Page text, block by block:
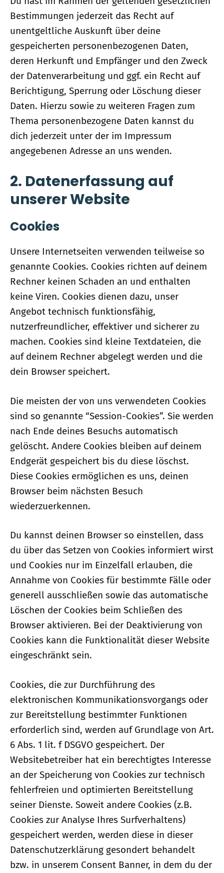
Bestimmungen jederzeit das Recht auf
unentgeltliche Auskunft über deine
gespeicherten personenbezogenen Daten,
deren Herkunft und Empfänger und den Zweck
der Datenverarbeitung und ggf. ein Recht auf
Berichtigung, Sperrung oder Löschung dieser
Daten. Hierzu sowie zu weiteren Fragen zum
Thema personenbezogene Daten kannst du
dich jederzeit unter der im Impressum
angegebenen Adresse an uns wenden.
2. Datenerfassung auf
unserer Website
Cookies
Unsere Internetseiten verwenden teilweise so
genannte Cookies. Cookies richten auf deinem
Rechner keinen Schaden an und enthalten
keine Viren. Cookies dienen dazu, unser
Angebot technisch funktionsfähig,
nutzerfreundlicher, effektiver und sicherer zu
machen. Cookies sind kleine Textdateien, die
auf deinem Rechner abgelegt werden und die
dein Browser speichert.
Die meisten der von uns verwendeten Cookies
sind so genannte “Session-Cookies”. Sie werden
nach Ende deines Besuchs automatisch
gelöscht. Andere Cookies bleiben auf deinem
Endgerät gespeichert bis du diese löschst.
Diese Cookies ermöglichen es uns, deinen
Browser beim nächsten Besuch
wiederzuerkennen.
Du kannst deinen Browser so einstellen, dass
du über das Setzen von Cookies informiert wirst
und Cookies nur im Einzelfall erlauben, die
Annahme von Cookies für bestimmte Fälle oder
generell ausschließen sowie das automatische
Löschen der Cookies beim Schließen des
Browser aktivieren. Bei der Deaktivierung von
Cookies kann die Funktionalität dieser Website
eingeschränkt sein.
Cookies, die zur Durchführung des
elektronischen Kommunikationsvorgangs oder
zur Bereitstellung bestimmter Funktionen
erforderlich sind, werden auf Grundlage von Art.
6 Abs. 1 lit. f DSGVO gespeichert. Der
Websitebetreiber hat ein berechtigtes Interesse
an der Speicherung von Cookies zur technisch
fehlerfreien und optimierten Bereitstellung
seiner Dienste. Soweit andere Cookies (z.B.
Cookies zur Analyse Ihres Surfverhaltens)
gespeichert werden, werden diese in dieser
Datenschutzerklärung gesondert behandelt
bzw. in unserem Consent Banner, in dem du der